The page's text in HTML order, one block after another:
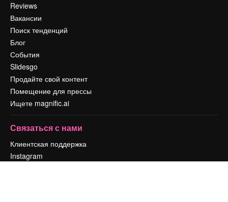
Reviews
Вакансии
Поиск тенденций
Блог
События
Slidesgo
Продайте свой контент
Помещение для прессы
Ищете magnific.ai
Связаться с нами
Клиентская поддержка
Instagram